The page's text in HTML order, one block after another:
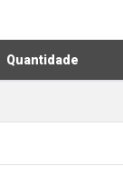
Quantidade